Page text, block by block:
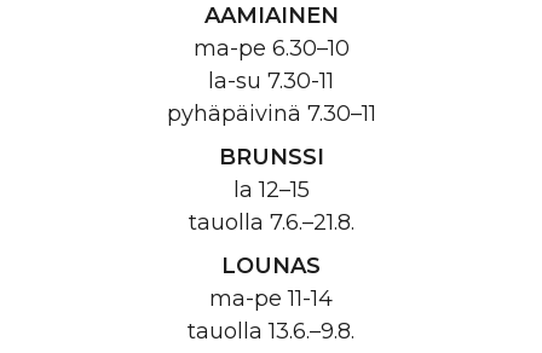
AAMIAINEN
ma-pe 6.30–10
la-su 7.30-11
pyhäpäivinä 7.30–11
BRUNSSI
la 12–15
tauolla 7.6.–21.8.
LOUNAS
ma-pe 11-14
tauolla 13.6.–9.8.